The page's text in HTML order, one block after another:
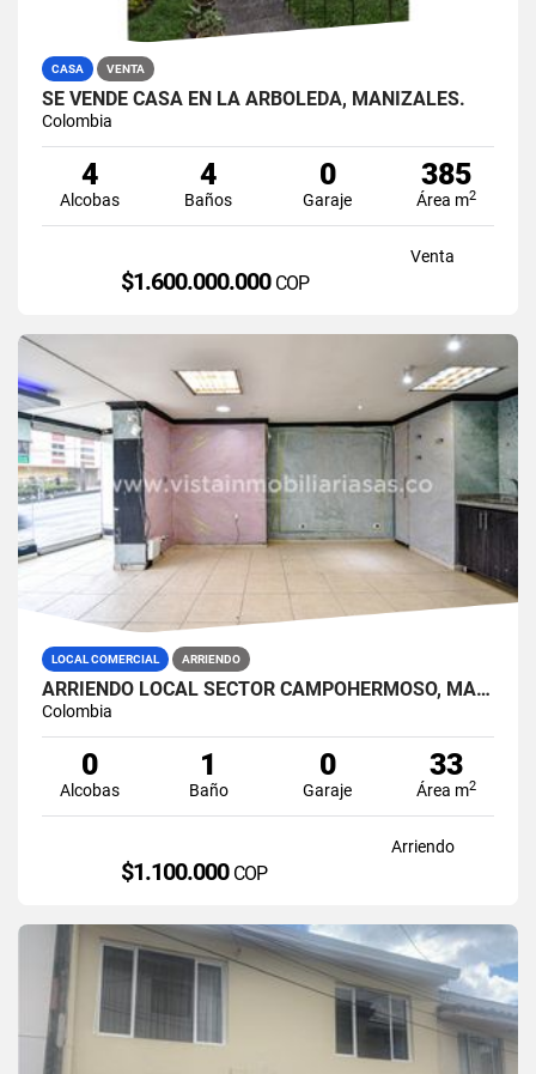
CASA VENTA
SE VENDE CASA EN LA ARBOLEDA, MANIZALES.
Colombia
4
Alcobas
4
Baños
0
Garaje
385
Área m2
Venta
$1.600.000.000 COP
LOCAL COMERCIAL ARRIENDO
ARRIENDO LOCAL SECTOR CAMPOHERMOSO, MANIZALES
Colombia
0
Alcobas
1
Baño
0
Garaje
33
Área m2
Arriendo
$1.100.000 COP